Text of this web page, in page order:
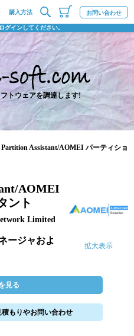
グインしてください。
購入方法 お問い合わせ
トウェアを調達します!
Assistant/AOMEI パーティショ
拡大表示
AOMEI
ント
Limited
ージャおよ
見る
もりやお問い合わせ